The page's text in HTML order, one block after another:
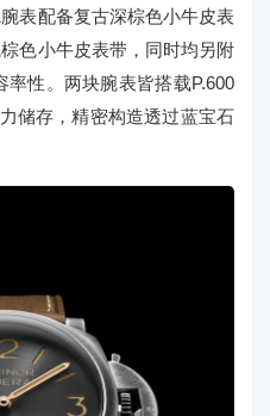
表配备复古深棕色小牛皮表
色小牛皮表带，同时均另附
性。两块腕表皆搭载P.600
储存，精密构造透过蓝宝石